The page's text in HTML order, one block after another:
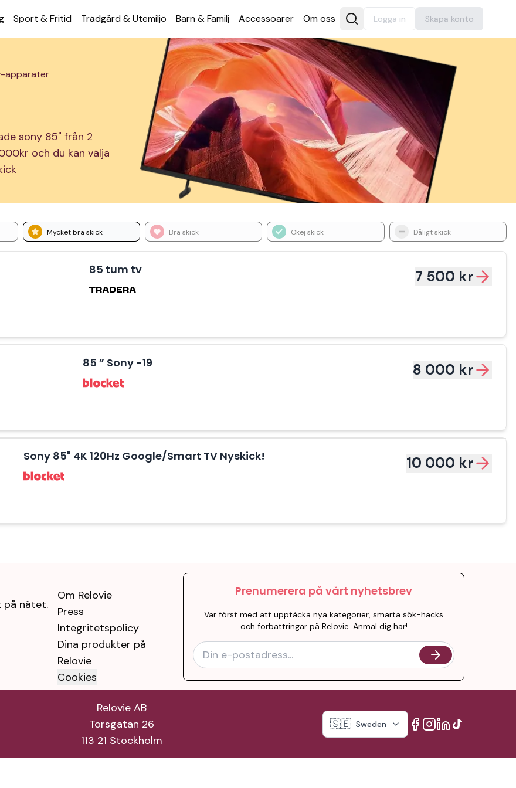
Sport & Fritid Trädgård & Utemiljö Barn & Familj Acces­soarer Om oss Logga in Skapa konto
apparater
sony 85" från 2
och du kan välja
Mycket bra skick Bra skick Okej skick Dåligt skick
85 tum tv 7 500 kr
85 ” Sony -19 8 000 kr
Sony 85" 4K 120Hz Google/Smart TV Nyskick! 10 000 kr
på nätet.
Om Relovie
Press
Integritetspolicy
Dina produkter på
Relovie
Cookies
Prenumerera på vårt nyhetsbrev
Var först med att upptäcka nya kategorier, smarta sök-hacks
och förbättringar på Relovie. Anmäl dig här!
Relovie AB
Torsgatan 26
113 21 Stockholm
🇸🇪 Sweden